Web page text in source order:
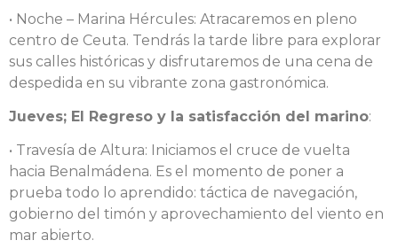
• Noche – Marina Hércules: Atracaremos en pleno
centro de Ceuta. Tendrás la tarde libre para explorar
sus calles históricas y disfrutaremos de una cena de
despedida en su vibrante zona gastronómica.
Jueves; El Regreso y la satisfacción del marino:
• Travesía de Altura: Iniciamos el cruce de vuelta
hacia Benalmádena. Es el momento de poner a
prueba todo lo aprendido: táctica de navegación,
gobierno del timón y aprovechamiento del viento en
mar abierto.